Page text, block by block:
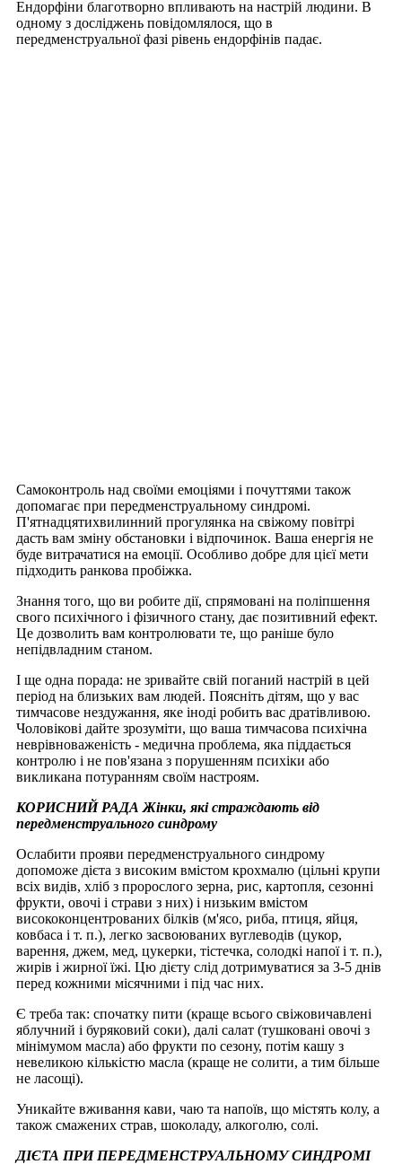
Ендорфіни благотворно впливають на настрій людини. В
одному з досліджень повідомлялося, що в
передменструальної фазі рівень ендорфінів падає.
Самоконтроль над своїми емоціями і почуттями також
допомагає при передменструальному синдромі.
П'ятнадцятихвилинний прогулянка на свіжому повітрі
дасть вам зміну обстановки і відпочинок. Ваша енергія не
буде витрачатися на емоції. Особливо добре для цієї мети
підходить ранкова пробіжка.
Знання того, що ви робите дії, спрямовані на поліпшення
свого психічного і фізичного стану, дає позитивний ефект.
Це дозволить вам контролювати те, що раніше було
непідвладним станом.
І ще одна порада: не зривайте свій поганий настрій в цей
період на близьких вам людей. Поясніть дітям, що у вас
тимчасове нездужання, яке іноді робить вас дратівливою.
Чоловікові дайте зрозуміти, що ваша тимчасова психічна
неврівноваженість - медична проблема, яка піддається
контролю і не пов'язана з порушенням психіки або
викликана потуранням своїм настроям.
КОРИСНИЙ РАДА Жінки, які страждають від
передменструального синдрому
Ослабити прояви передменструального синдрому
допоможе дієта з високим вмістом крохмалю (цільні крупи
всіх видів, хліб з пророслого зерна, рис, картопля, сезонні
фрукти, овочі і страви з них) і низьким вмістом
висококонцентрованих білків (м'ясо, риба, птиця, яйця,
ковбаса і т. п.), легко засвоюваних вуглеводів (цукор,
варення, джем, мед, цукерки, тістечка, солодкі напої і т. п.),
жирів і жирної їжі. Цю дієту слід дотримуватися за 3-5 днів
перед кожними місячними і під час них.
Є треба так: спочатку пити (краще всього свіжовичавлені
яблучний і буряковий соки), далі салат (тушковані овочі з
мінімумом масла) або фрукти по сезону, потім кашу з
невеликою кількістю масла (краще не солити, а тим більше
не ласощі).
Уникайте вживання кави, чаю та напоїв, що містять колу, а
також смажених страв, шоколаду, алкоголю, солі.
ДІЄТА ПРИ ПЕРЕДМЕНСТРУАЛЬНОМУ СИНДРОМІ